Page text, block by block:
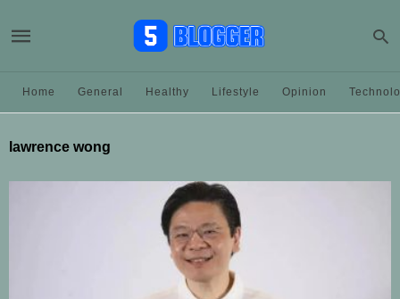
Home General Healthy Lifestyle Opinion
lawrence wong